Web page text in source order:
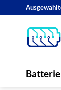
springen